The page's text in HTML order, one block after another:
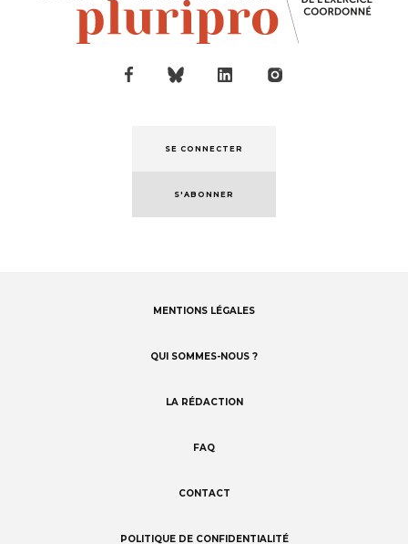
SE CONNECTER
S'ABONNER
MENTIONS LÉGALES
QUI SOMMES-NOUS ?
LA RÉDACTION
FAQ
CONTACT
POLITIQUE DE CONFIDENTIALITÉ